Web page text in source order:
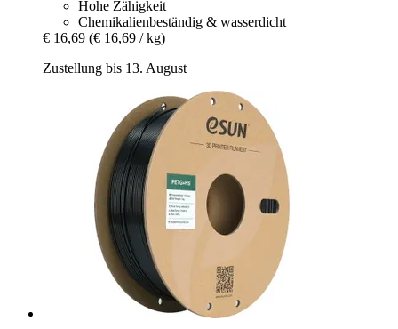
Hohe Zähigkeit
Chemikalienbeständig & wasserdicht
€ 16,69 (€ 16,69 / kg)
Zustellung bis 13. August